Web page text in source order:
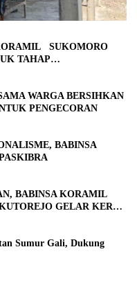
SUKOMORO
TAHAP
WARGA BERSIHKAN
PENGECORAN
BABINSA
BABINSA KORAMIL
GELAR KERJA
Sumur Gali, Dukung